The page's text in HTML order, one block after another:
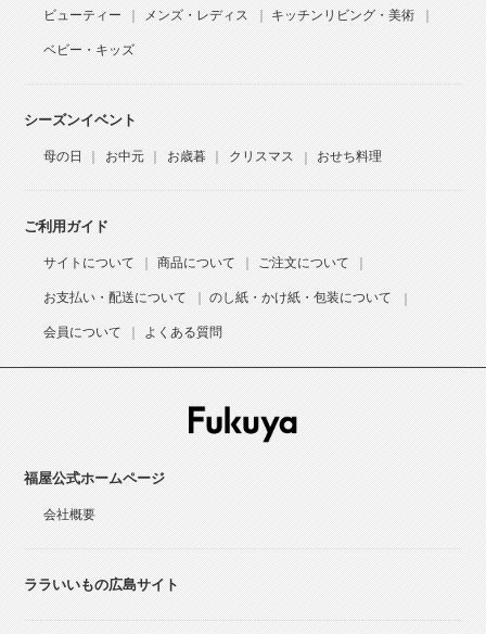
ビューティー メンズ・レディス キッチンリビング・美術
ベビー・キッズ
シーズンイベント
母の日 お中元 お歳暮 クリスマス おせち料理
ご利用ガイド
サイトについて 商品について ご注文について
お支払い・配送について のし紙・かけ紙・包装について
会員について よくある質問
福屋公式ホームページ
会社概要
ララいいもの広島サイト